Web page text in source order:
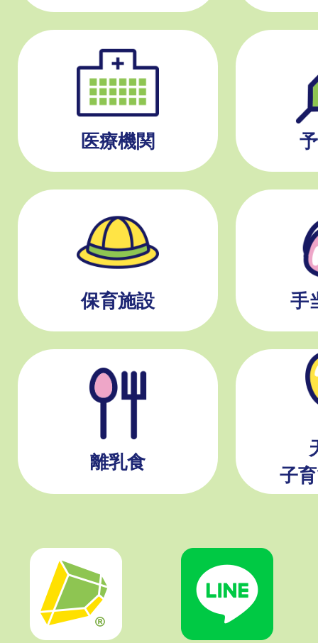
医療機関
保育施設 手
離乳食
子